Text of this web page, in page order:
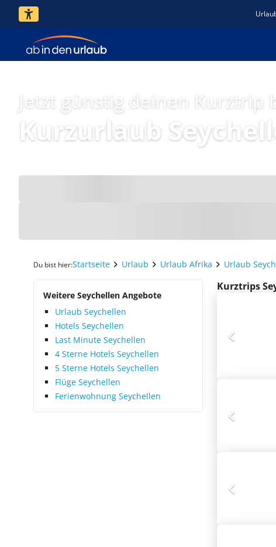
Jetzt günstig deinen Kurztrip
Kurzurlaub
Du bist hier:Startseite Urlaub Urlaub Afrika Urlaub
Weitere Seychellen Angebote
Urlaub Seychellen
Hotels Seychellen
Last Minute Seychellen
4 Sterne Hotels Seychellen
5 Sterne Hotels Seychellen
Flüge Seychellen
Ferienwohnung Seychellen
Kurztrips